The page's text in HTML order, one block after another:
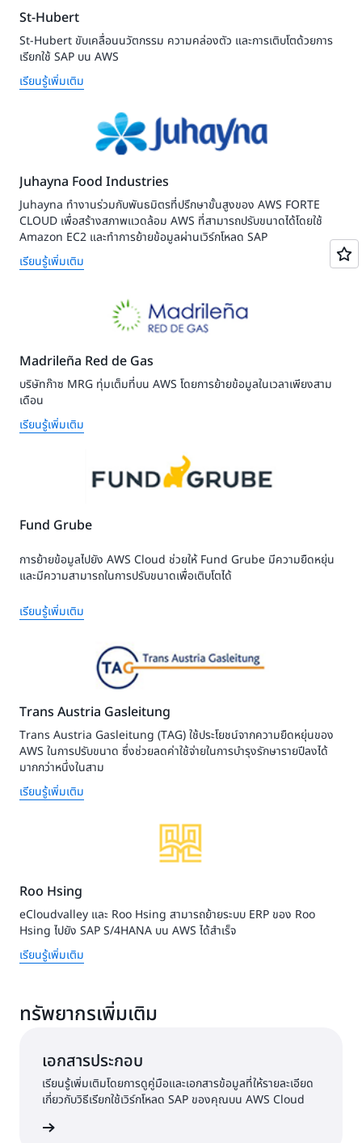
St-Hubert
St-Hubert ขับเคลื่อนนวัตกรรม ความคล่องตัว และการเติบโตด้วยการ
เรียกใช้ SAP บน AWS
เรียนรู้เพิ่มเติม
Juhayna Food Industries
Juhayna ทำงานร่วมกับพันธมิตรที่ปรึกษาขั้นสูงของ AWS FORTE
CLOUD เพื่อสร้างสภาพแวดล้อม AWS ที่สามารถปรับขนาดได้โดยใช้
Amazon EC2 และทำการย้ายข้อมูลผ่านเวิร์กโหลด SAP
เรียนรู้เพิ่มเติม
Madrileña Red de Gas
บริษัทก๊าซ MRG ทุ่มเต็มที่บน AWS โดยการย้ายข้อมูลในเวลาเพียงสาม
เดือน
เรียนรู้เพิ่มเติม
Fund Grube
การย้ายข้อมูลไปยัง AWS Cloud ช่วยให้ Fund Grube มีความยืดหยุ่น
และมีความสามารถในการปรับขนาดเพื่อเติบโตได้
เรียนรู้เพิ่มเติม
Trans Austria Gasleitung
Trans Austria Gasleitung (TAG) ใช้ประโยชน์จากความยืดหยุ่นของ
AWS ในการปรับขนาด ซึ่งช่วยลดค่าใช้จ่ายในการบำรุงรักษารายปีลงได้
มากกว่าหนึ่งในสาม
เรียนรู้เพิ่มเติม
Roo Hsing
eCloudvalley และ Roo Hsing สามารถย้ายระบบ ERP ของ Roo
Hsing ไปยัง SAP S/4HANA บน AWS ได้สำเร็จ
เรียนรู้เพิ่มเติม
ทรัพยากรเพิ่มเติม
เอกสารประกอบ
เรียนรู้เพิ่มเติมโดยการดูคู่มือและเอกสารข้อมูลที่ให้รายละเอียด
เกี่ยวกับวิธีเรียกใช้เวิร์กโหลด SAP ของคุณบน AWS Cloud